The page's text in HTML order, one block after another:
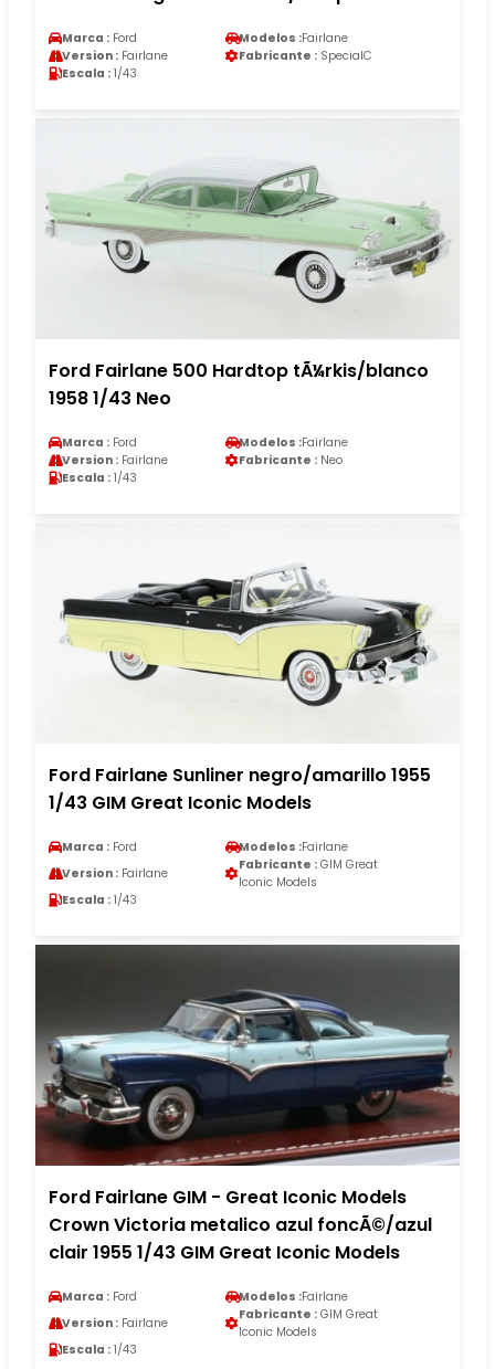
Marca : Ford Modelos :Fairlane
Version : Fairlane Fabricante : SpecialC
Escala : 1/43
Ford Fairlane 500 Hardtop tÃ¼rkis/blanco
1958 1/43 Neo
Marca : Ford Modelos :Fairlane
Version : Fairlane Fabricante : Neo
Escala : 1/43
Ford Fairlane Sunliner negro/amarillo 1955
1/43 GIM Great Iconic Models
Marca : Ford Modelos :Fairlane
Version : Fairlane
Fabricante : GIM Great
Iconic Models
Escala : 1/43
Ford Fairlane GIM - Great Iconic Models
Crown Victoria metalico azul foncÃ©/azul
clair 1955 1/43 GIM Great Iconic Models
Marca : Ford Modelos :Fairlane
Version : Fairlane
Fabricante : GIM Great
Iconic Models
Escala : 1/43